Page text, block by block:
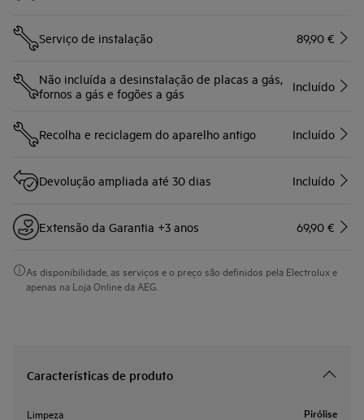
Serviço de instalação 89,90 €
Não incluída a desinstalação de placas a gás,
fornos a gás e fogões a gás
Incluído
Recolha e reciclagem do aparelho antigo Incluído
Devolução ampliada até 30 dias Incluído
Extensão da Garantia +3 anos 69,90 €
As disponibilidade, as serviços e o preço são definidos pela Electrolux e
apenas na Loja Online da AEG.
Características de produto
Limpeza Pirólise